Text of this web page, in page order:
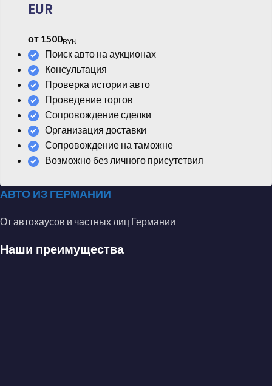
EUR
от 1500BYN
Поиск авто на аукционах
Консультация
Проверка истории авто
Проведение торгов
Сопровождение сделки
Организация доставки
Сопровождение на таможне
Возможно без личного присутствия
АВТО ИЗ ГЕРМАНИИ
От автохаусов и частных лиц Германии
Наши преимущества